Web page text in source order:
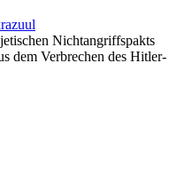
Nichtangriffspakts
dem Verbrechen des Hitler-